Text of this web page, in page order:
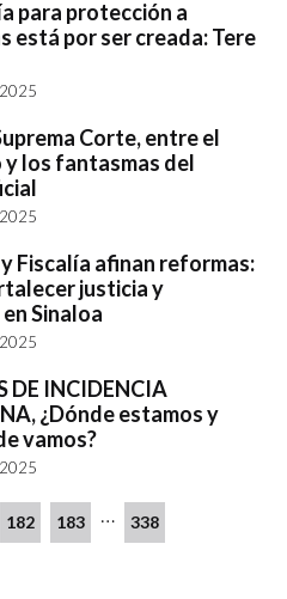
para protección a
está por ser creada: Tere
Corte, entre el
y los fantasmas del
Fiscalía afinan reformas:
justicia y
Sinaloa
DE INCIDENCIA
¿Dónde estamos y
vamos?
182 183 … 338